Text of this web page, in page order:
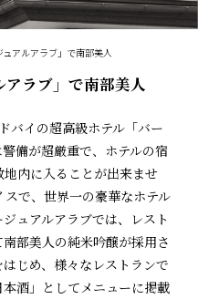
アルアラブ」で南部美人
ラブ」で南部美人
バイの超高級ホテル「バー
備が超厳重で、ホテルの宿
内に入ることが出来ませ
で、世界一の豪華なホテル
ュアルアラブでは、レスト
部美人の純米吟醸が採用さ
じめ、様々なレストランで
本酒」としてメニューに掲載